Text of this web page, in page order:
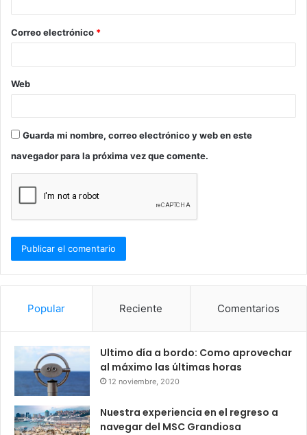
*
Correo electrónico *
Web
Guarda mi nombre, correo electrónico y web en este
navegador para la próxima vez que comente.
Popular Reciente Comentarios
Ultimo día a bordo: Como aprovechar
al máximo las últimas horas
12 noviembre, 2020
Nuestra experiencia en el regreso a
navegar del MSC Grandiosa